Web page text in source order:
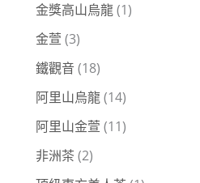
金獎高山烏龍(1)
金萱 (3)
鐵觀音 (18)
阿里山烏龍(14)
阿里山金萱 (11)
非洲茶 (2)